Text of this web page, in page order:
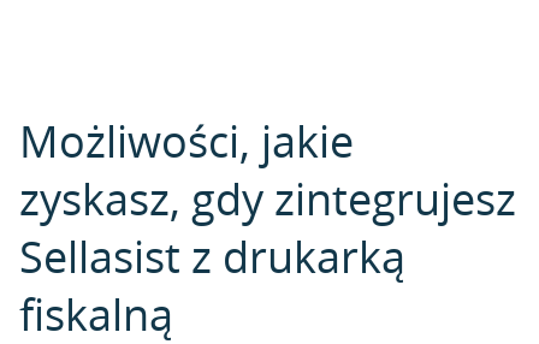
Możliwości, jakie
zyskasz, gdy zintegrujesz
Sellasist z drukarką
fiskalną